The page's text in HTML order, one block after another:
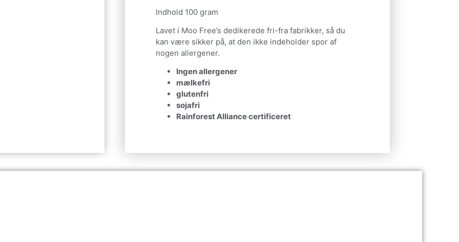
Indhold 100 gram
Lavet i Moo Free’s dedikerede fri-fra fabrikker, så du
kan være sikker på, at den ikke indeholder spor af
nogen allergener.
Ingen allergener
mælkefri
glutenfri
sojafri
Rainforest Alliance certificeret